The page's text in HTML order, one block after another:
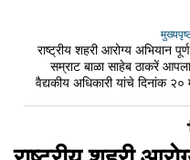
राष्ट्रीय शहरी आरोग्य अभियान
सम्राट बाळा साहेब ठाकरें
वैद्यकीय अधिकारी यांचे दिनांक